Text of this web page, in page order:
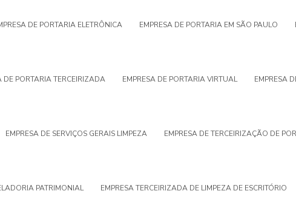
DE PORTARIA ELETRÔNICA EMPRESA DE PORTARIA EM SÃO PAULO
DE PORTARIA TERCEIRIZADA EMPRESA DE PORTARIA VIRTUAL EMPRESA
EMPRESA DE SERVIÇOS GERAIS LIMPEZA EMPRESA DE TERCEIRIZAÇÃO DE
PATRIMONIAL EMPRESA TERCEIRIZADA DE LIMPEZA DE ESCRITÓRIO